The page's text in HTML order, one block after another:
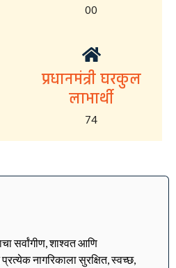
00
प्रधानमंत्री घरकुल
लाभार्थी
74
सर्वांगीण, शाश्वत आणि
नागरिकाला सुरक्षित, स्वच्छ,